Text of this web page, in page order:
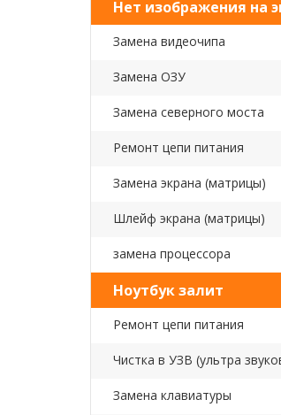
Нет изображения на
Замена видеочипа
Замена ОЗУ
Замена северного моста
Ремонт цепи питания
Замена экрана (матрицы)
Шлейф экрана (матрицы)
замена процессора
Ноутбук залит
Ремонт цепи питания
Чистка в УЗВ (ультра
Замена клавиатуры